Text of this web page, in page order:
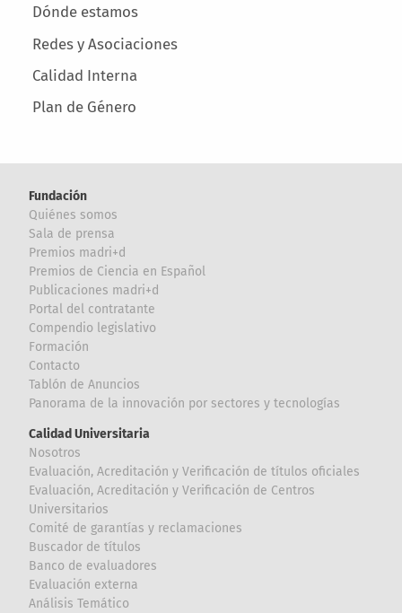
Dónde estamos
Redes y Asociaciones
Calidad Interna
Plan de Género
Fundación
Quiénes somos
Sala de prensa
Premios madri+d
Premios de Ciencia en Español
Publicaciones madri+d
Portal del contratante
Compendio legislativo
Formación
Contacto
Tablón de Anuncios
Panorama de la innovación por sectores y tecnologías
Calidad Universitaria
Nosotros
Evaluación, Acreditación y Verificación de títulos oficiales
Evaluación, Acreditación y Verificación de Centros
Universitarios
Comité de garantías y reclamaciones
Buscador de títulos
Banco de evaluadores
Evaluación externa
Análisis Temático